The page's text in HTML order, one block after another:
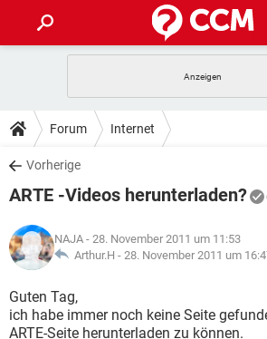
ANDROID
WINDOWS 10
WHATSAPP TIKTOK
FACEBOOK
TIPPS & TRICKS
SPIELE
WHATSAPP TIKTOK
FACEBOOK
DOWNLOADS
SPIELE
ANDROID
WINDOWS 10
WHATSAPP
FACEBOOK
SPIELE
ANDROID
WINDOWS 10
WHATSAPP TIKTOK
LEXIKON
SPIELE
ANDROID IOS
Forum Internet
Vorherige
ARTE -Videos herunterladen?
NAJA - 28. November 2011 um 11:53
Arthur.H - 28. November 2011 um
Guten Tag,
ich habe immer noch keine Seite
ARTE-Seite herunterladen zu können.